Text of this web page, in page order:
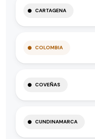
CARTAGENA
COLOMBIA
COVEÑAS
CUNDINAMARCA